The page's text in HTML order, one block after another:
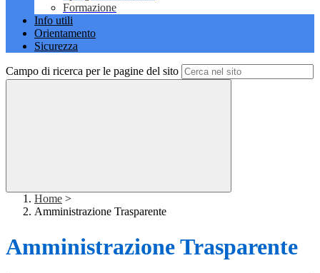
Formazione
Info utili
Orientamento
Sicurezza
Campo di ricerca per le pagine del sito
Home >
Amministrazione Trasparente
Amministrazione Trasparente